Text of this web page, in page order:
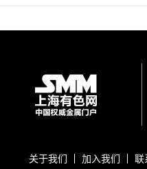
关于我们 加入我们 联